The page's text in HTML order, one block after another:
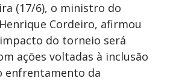
(17/6), o ministro do
Cordeiro, afirmou
do torneio será
ações voltadas à inclusão
enfrentamento da